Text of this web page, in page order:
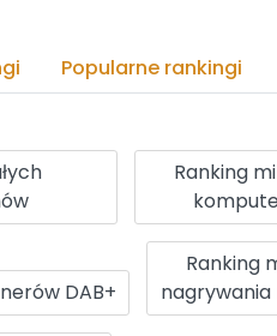
Popularne rankingi
Ranking
DAB+
Ranking
nagrywania